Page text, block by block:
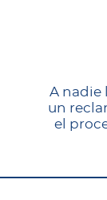
A nadie
un
el